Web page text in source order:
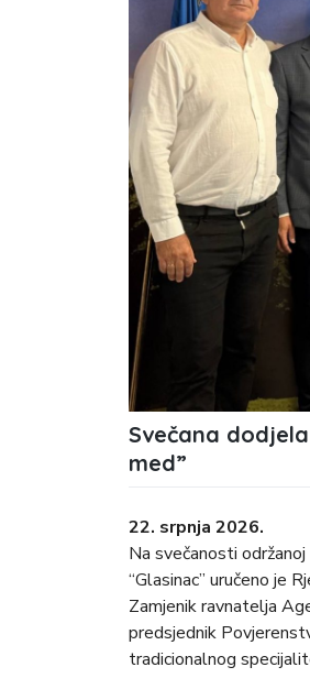
Svečana
med”
22. srpnja 2026.
Na svečanosti
“Glasinac” uručeno je
Zamjenik ravnatelja
predsjednik
tradicionalnog